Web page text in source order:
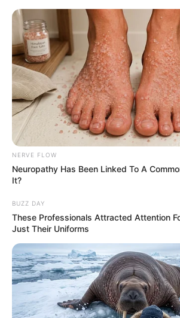
Skip
content
Quark
May 3, 2024 byAnna_Muller
Title: Ein traditionelles Rezept für
NERVE FLOW
Neuropathy Has Been Linked To A
It?
BUZZ DAY
These Professionals Attracted Attention
Just Their Uniforms